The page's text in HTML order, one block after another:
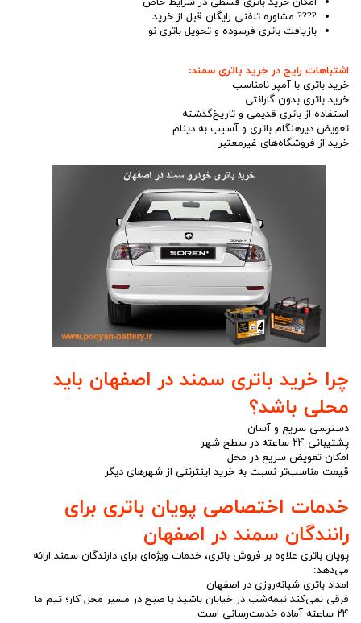
???? مشاوره تلفنی رایگان قبل از خرید
بازیافت باتری فرسوده و تحویل باتری نو
اشتباهات رایج در خرید باتری سمند:
خرید باتری با آمپر نامناسب
خرید باتری بدون گارانتی
استفاده از باتری قدیمی و تاریخ‌گذشته
تعویض دیرهنگام باتری و آسیب به دینام
خرید از فروشگاه‌های غیرمعتبر
چرا خرید باتری سمند در اصفهان باید
محلی باشد؟
دسترسی سریع و آسان
پشتیبانی ۲۴ ساعته در سطح شهر
امکان تعویض سریع در محل
قیمت مناسب‌تر نسبت به خرید اینترنتی از شهرهای دیگر
خدمات اختصاصی پویان باتری برای
رانندگان سمند در اصفهان
پویان باتری علاوه بر فروش باتری، خدمات ویژه‌ای برای دارندگان سمند ارائه
می‌دهد:
امداد باتری شبانه‌روزی در اصفهان
فرقی نمی‌کند نیمه‌شب در خیابان باشید یا صبح در مسیر محل کار؛ تیم ما
۲۴ ساعته آماده خدمت‌رسانی است